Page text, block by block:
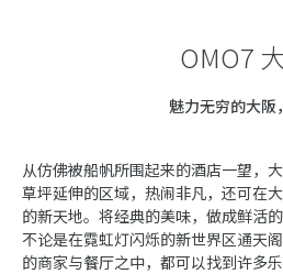
OMO7
魅力无穷的大阪
从仿佛被船帆所围起来的酒店一望，
草坪延伸的区域，热闹非凡，还可在
的新天地。将经典的美味，做成鲜活
不论是在霓虹灯闪烁的新世界区通天
的商家与餐厅之中，都可以找到许多乐